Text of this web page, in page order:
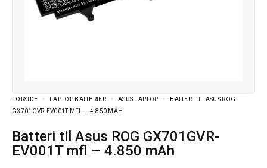
FORSIDE LAPTOP BATTERIER ASUS LAPTOP
BATTERI TIL ASUS ROG
GX701GVR-EV001T MFL – 4.850 MAH
Batteri til Asus ROG GX701GVR-
EV001T mfl – 4.850 mAh